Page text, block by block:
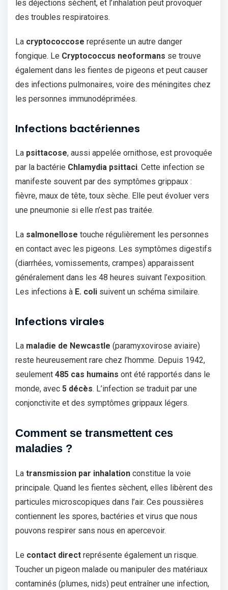
les déjections sèchent, et l’inhalation peut provoquer
des troubles respiratoires.
La cryptococcose représente un autre danger
fongique. Le Cryptococcus neoformans se trouve
également dans les fientes de pigeons et peut causer
des infections pulmonaires, voire des méningites chez
les personnes immunodéprimées.
Infections bactériennes
La psittacose, aussi appelée ornithose, est provoquée
par la bactérie Chlamydia psittaci. Cette infection se
manifeste souvent par des symptômes grippaux :
fièvre, maux de tête, toux sèche. Elle peut évoluer vers
une pneumonie si elle n’est pas traitée.
La salmonellose touche régulièrement les personnes
en contact avec les pigeons. Les symptômes digestifs
(diarrhées, vomissements, crampes) apparaissent
généralement dans les 48 heures suivant l’exposition.
Les infections à E. coli suivent un schéma similaire.
Infections virales
La maladie de Newcastle (paramyxovirose aviaire)
reste heureusement rare chez l’homme. Depuis 1942,
seulement 485 cas humains ont été rapportés dans le
monde, avec 5 décès. L’infection se traduit par une
conjonctivite et des symptômes grippaux légers.
Comment se transmettent ces
maladies ?
La transmission par inhalation constitue la voie
principale. Quand les fientes sèchent, elles libèrent des
particules microscopiques dans l’air. Ces poussières
contiennent les spores, bactéries et virus que nous
pouvons respirer sans nous en apercevoir.
Le contact direct représente également un risque.
Toucher un pigeon malade ou manipuler des matériaux
contaminés (plumes, nids) peut entraîner une infection,